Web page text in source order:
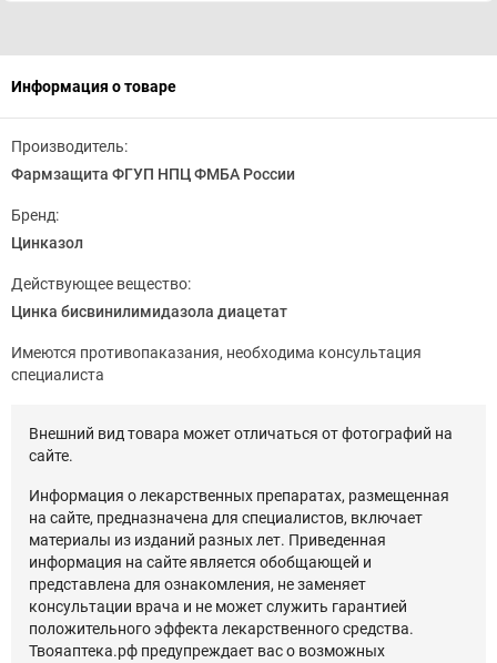
Информация о товаре
Производитель:
Фармзащита ФГУП НПЦ ФМБА России
Бренд:
Цинказол
Действующее вещество:
Цинка бисвинилимидазола диацетат
Имеются противопаказания, необходима консультация
специалиста
Внешний вид товара может отличаться от фотографий на
сайте.
Информация о лекарственных препаратах, размещенная
на сайте, предназначена для специалистов, включает
материалы из изданий разных лет. Приведенная
информация на сайте является обобщающей и
представлена для ознакомления, не заменяет
консультации врача и не может служить гарантией
положительного эффекта лекарственного средства.
Твояаптека.рф предупреждает вас о возможных